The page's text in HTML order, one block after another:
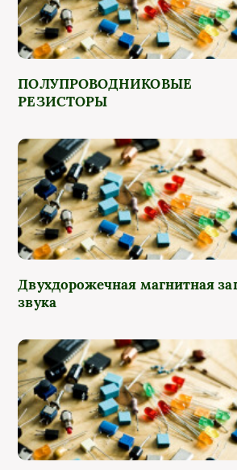
ПОЛУПРОВОДНИКОВЫЕ
РЕЗИСТОРЫ
Двухдорожечная магнитная
звука